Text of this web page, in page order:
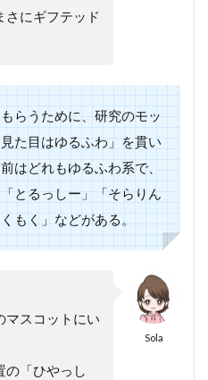
さにギフテッド
らうために、研究のモッ
た目はゆるふわ」を貫い
はどれもゆるふわ系で、
とるっしー」「そらりん
もく」などがある。
Sola
マスコットにい
の「ひやっし